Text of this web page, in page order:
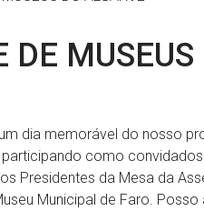
DE
dia memorável do nosso
participando como
Presidentes da Mesa da
Municipal de Faro.